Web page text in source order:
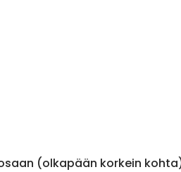
(olkapään korkein